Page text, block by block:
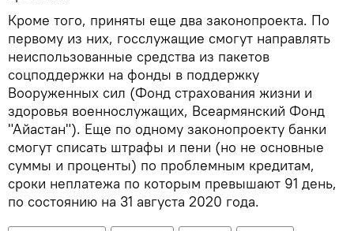
Кроме того, приняты еще два законопроекта. По
первому из них, госслужащие смогут направлять
неиспользованные средства из пакетов
соцподдержки на фонды в поддержку
Вооруженных сил (Фонд страхования жизни и
здоровья военнослужащих, Всеармянский Фонд
"Айастан"). Еще по одному законопроекту банки
смогут списать штрафы и пени (но не основные
суммы и проценты) по проблемным кредитам,
сроки неплатежа по которым превышают 91 день,
по состоянию на 31 августа 2020 года.